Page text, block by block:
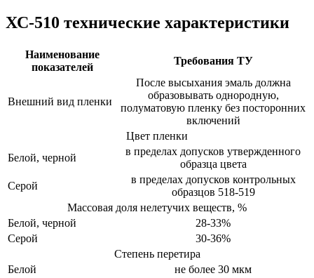
ХС-510 технические характеристики
Наименование
показателей
Требования ТУ
Внешний вид пленки
После высыхания эмаль должна
образовывать однородную,
полуматовую пленку без посторонних
включений
Цвет пленки
Белой, черной
в пределах допусков утвержденного
образца цвета
Серой
в пределах допусков контрольных
образцов 518-519
Массовая доля нелетучих веществ, %
Белой, черной
28-33%
Серой
30-36%
Степень перетира
Белой
не более 30 мкм